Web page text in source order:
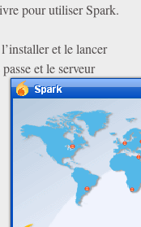
pour utiliser Spark.
et le lancer
et le serveur